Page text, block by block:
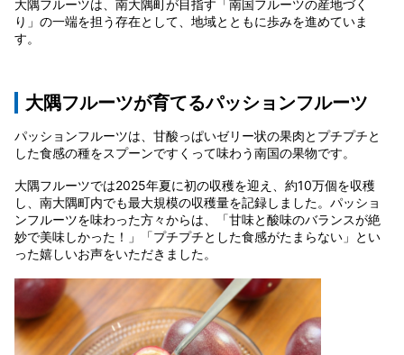
大隅フルーツは、南大隅町が目指す「南国フルーツの産地づく
り」の一端を担う存在として、地域とともに歩みを進めていま
す。
大隅フルーツが育てるパッションフルーツ
パッションフルーツは、甘酸っぱいゼリー状の果肉とプチプチと
した食感の種をスプーンですくって味わう南国の果物です。
大隅フルーツでは2025年夏に初の収穫を迎え、約10万個を収穫
し、南大隅町内でも最大規模の収穫量を記録しました。パッショ
ンフルーツを味わった方々からは、「甘味と酸味のバランスが絶
妙で美味しかった！」「プチプチとした食感がたまらない」とい
った嬉しいお声をいただきました。